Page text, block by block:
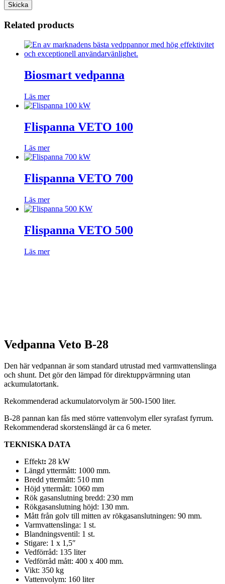
Related products
Biosmart vedpanna
Läs mer
Flispanna VETO 100
Läs mer
Flispanna VETO 700
Läs mer
Flispanna VETO 500
Läs mer
Vedpanna Veto B-28
Den här vedpannan är som standard utrustad med varmvattenslinga
och shunt. Det gör den lämpad för direktuppvärmning utan
ackumulatortank.
Rekommenderad ackumulatorvolym är 500-1500 liter.
B-28 pannan kan fås med större vattenvolym eller syrafast fyrrum.
Rekommenderad skorstenslängd är ca 6 meter.
TEKNISKA DATA
Effekt: 28 kW
Längd yttermått: 1000 mm.
Bredd yttermått: 510 mm
Höjd yttermått: 1060 mm
Rök gasanslutning bredd: 230 mm
Rökgasanslutning höjd: 130 mm.
Mått från golv till mitten av rökgasanslutningen: 90 mm.
Varmvattenslinga: 1 st.
Blandningsventil: 1 st.
Stigare: 1 x 1,5″
Vedförråd: 135 liter
Vedförråd mått: 400 x 400 mm.
Vikt: 350 kg
Vattenvolym: 160 liter